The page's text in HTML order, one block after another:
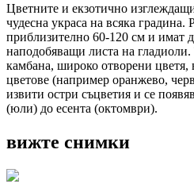
Цветните и екзотично
чудесна украса на всяка градина.
приблизително 60-120 см и имат
наподобяващи листа на
камбана, широко отворени цветя,
цветове (например оранжево,
извити остри съцветия и се
(юли) до есента (октомври).
вижте снимки